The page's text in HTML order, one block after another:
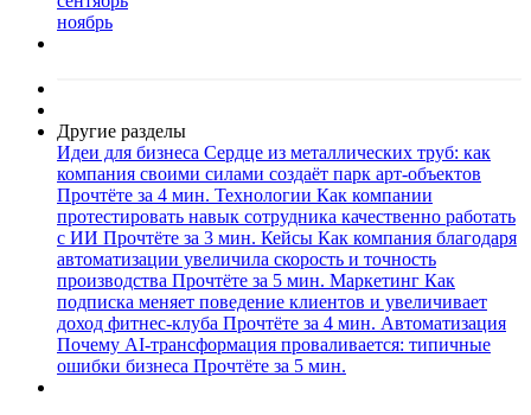
ноябрь
Другие разделы
Идеи для бизнеса Сердце из металлических труб: как
компания своими силами создаёт парк арт-объектов
Прочтёте за 4 мин. Технологии Как компании
протестировать навык сотрудника качественно работать
с ИИ Прочтёте за 3 мин. Кейсы Как компания благодаря
автоматизации увеличила скорость и точность
производства Прочтёте за 5 мин. Маркетинг Как
подписка меняет поведение клиентов и увеличивает
доход фитнес-клуба Прочтёте за 4 мин. Автоматизация
Почему AI-трансформация проваливается: типичные
ошибки бизнеса Прочтёте за 5 мин.